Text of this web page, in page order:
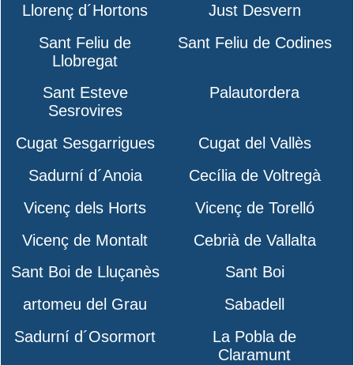
Llorenç d´Hortons
Just Desvern
Sant Feliu de
Llobregat
Sant Feliu de Codines
Sant Esteve
Sesrovires
Palautordera
Cugat Sesgarrigues
Cugat del Vallès
Sadurní d´Anoia
Cecília de Voltregà
Vicenç dels Horts
Vicenç de Torelló
Vicenç de Montalt
Cebrià de Vallalta
Sant Boi de Lluçanès
Sant Boi
artomeu del Grau
Sabadell
Sadurní d´Osormort
La Pobla de
Claramunt